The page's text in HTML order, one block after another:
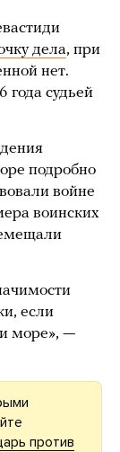
дела, при
нет.
года судьей
подробно
войне
воинских
если
море», —
против